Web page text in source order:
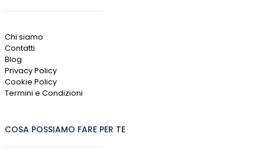
Chi siamo
Contatti
Blog
Privacy Policy
Cookie Policy
Termini e Condizioni
COSA POSSIAMO FARE PER TE